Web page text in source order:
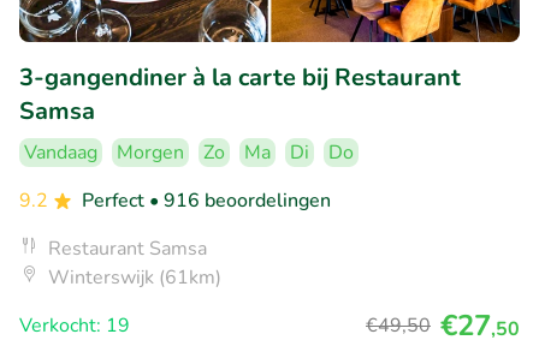
3-gangendiner à la carte bij Restaurant
Samsa
Vandaag Morgen Zo Ma Di
Do
9.2
Perfect • 916 beoordelingen
Restaurant Samsa
Winterswijk (61km)
Verkocht: 19
€49,50 €27,50